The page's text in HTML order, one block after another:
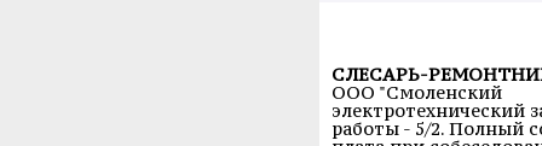
СЛЕСАРЬ-
ООО "Смоленский
электротехнический
работы - 5/2. Полный